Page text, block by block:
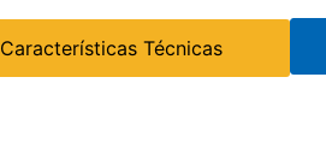
Características Técnicas